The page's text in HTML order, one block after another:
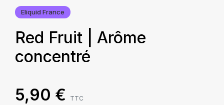
Eliquid France
Red Fruit | Arôme
concentré
5,90 € TTC